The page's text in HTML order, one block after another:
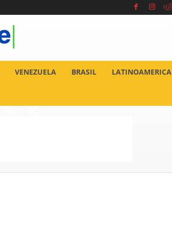
VENEZUELA BRASIL LATINOAMERICA